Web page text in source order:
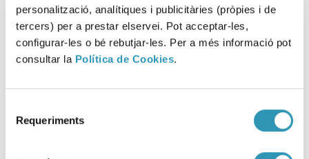
personalització, analítiques i publicitàries (pròpies i de
tercers) per a prestar elservei. Pot acceptar-les,
configurar-les o bé rebutjar-les. Per a més informació pot
consultar la Política de Cookies.
Requeriments
valor límit anual (40 µg/m ) a les estacions de l’Eixample
(47,2 µg/m ) i Gràcia-Sant Gervasi (47,4 µg/m ),
representatives de les zones de trànsit de la ciutat.
Mitjana a partir de l’inici del curs escolar 2019-2020